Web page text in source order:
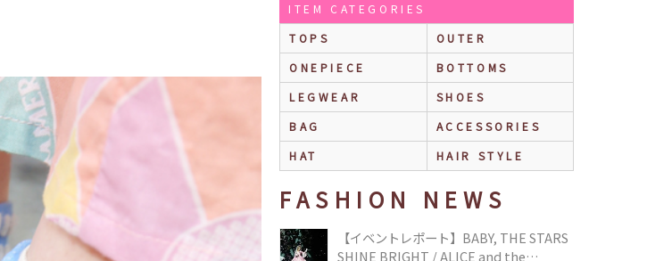
ITEM CATEGORIES
TOPS
OUTER
ONEPIECE
BOTTOMS
LEGWEAR
SHOES
BAG
ACCESSORIES
HAT
HAIR STYLE
FASHION NEWS
【イベントレポート】BABY, THE STARS
SHINE BRIGHT / ALICE and the